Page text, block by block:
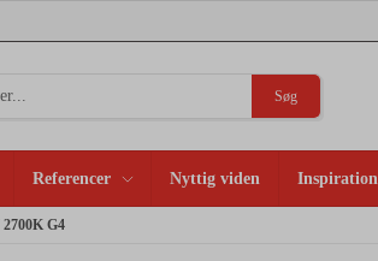
Søg
Referencer Nyttig viden Inspiration
G4